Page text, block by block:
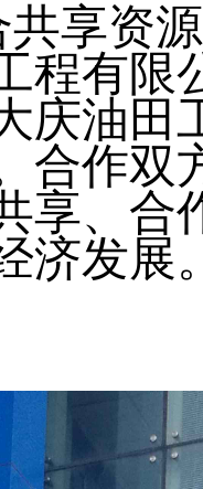
享资
程有限
庆油田
合作双
享、合
济发展